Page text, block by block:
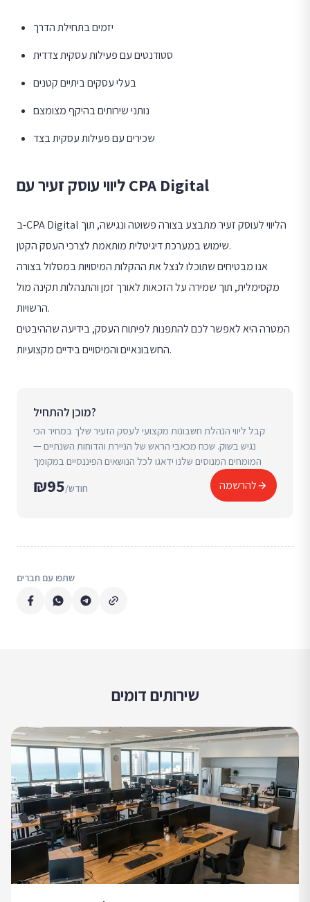
יזמים בתחילת הדרך
סטודנטים עם פעילות עסקית צדדית
בעלי עסקים ביתיים קטנים
נותני שירותים בהיקף מצומצם
שכירים עם פעילות עסקית בצד
ליווי עוסק זעיר עם CPA Digital
ב-CPA Digital הליווי לעוסק זעיר מתבצע בצורה פשוטה ונגישה, תוך
שימוש במערכת דיגיטלית מותאמת לצרכי העסק הקטן.
אנו מבטיחים שתוכלו לנצל את ההקלות המיסויות במסלול בצורה
מקסימלית, תוך שמירה על הזכאות לאורך זמן והתנהלות תקינה מול
הרשויות.
המטרה היא לאפשר לכם להתפנות לפיתוח העסק, בידיעה שההיבטים
החשבונאיים והמיסויים בידיים מקצועיות.
מוכן להתחיל?
קבל ליווי הנהלת חשבונות מקצועי לעסק הזעיר שלך במחיר הכי
נגיש בשוק. שכח מכאבי הראש של הניירת והדוחות השנתיים —
המומחים המנוסים שלנו ידאגו לכל הנושאים הפיננסיים במקומך
₪95 /חודש להרשמה
שתפו עם חברים
שירותים דומים